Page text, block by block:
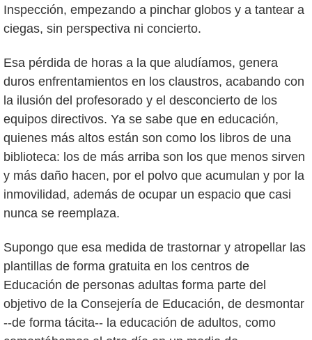
Inspección, empezando a pinchar globos y a tantear a
ciegas, sin perspectiva ni concierto.
Esa pérdida de horas a la que aludíamos, genera
duros enfrentamientos en los claustros, acabando con
la ilusión del profesorado y el desconcierto de los
equipos directivos. Ya se sabe que en educación,
quienes más altos están son como los libros de una
biblioteca: los de más arriba son los que menos sirven
y más daño hacen, por el polvo que acumulan y por la
inmovilidad, además de ocupar un espacio que casi
nunca se reemplaza.
Supongo que esa medida de trastornar y atropellar las
plantillas de forma gratuita en los centros de
Educación de personas adultas forma parte del
objetivo de la Consejería de Educación, de desmontar
--de forma tácita-- la educación de adultos, como